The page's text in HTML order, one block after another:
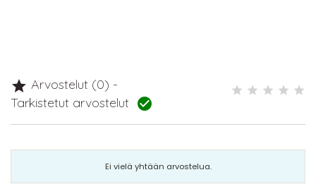
 Arvostelut (0) -
Tarkistetut arvostelut 
Ei vielä yhtään arvostelua.